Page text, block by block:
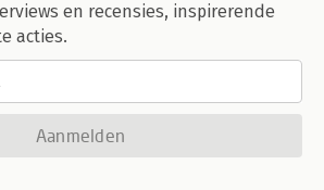
en recensies, inspirerende
acties.
Aanmelden